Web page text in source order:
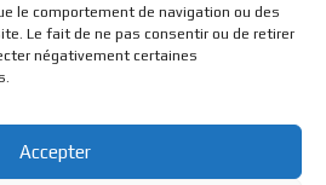
le comportement de navigation ou des
Le fait de ne pas consentir ou de retirer
négativement certaines
Accepter